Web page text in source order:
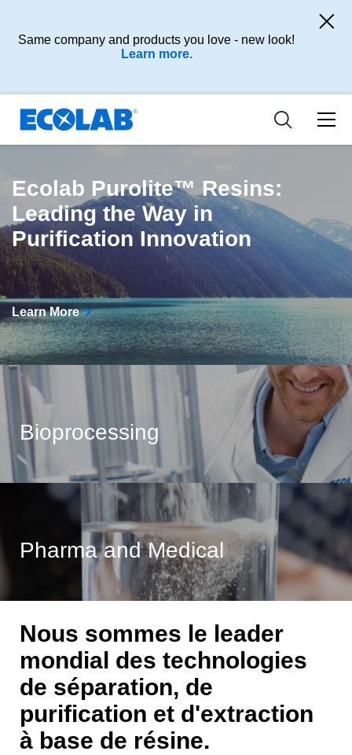
Same company and products you love - new look!
Learn more.
Resources
Nutraceuticals
Nouvelles et Evènements
Ecolab Purolite™ Resins:
Leading the Way in
Purification Innovation
Learn More
Bioprocessing
Pharma and Medical
Nous sommes le leader
mondial des technologies
de séparation, de
purification et d'extraction
à base de résine.